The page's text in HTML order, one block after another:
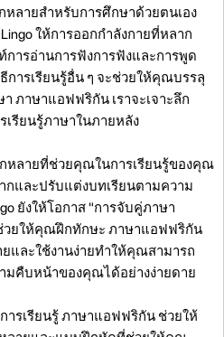
ลายสำหรับการศึกษาด้วยตนเอง
ให้การออกกำลังกายที่หลาก
ารอ่านการฟังการฟังและการพูด
การเรียนรู้อื่น ๆ จะช่วยให้คุณบรรลุ
ภาษาแอฟฟริกัน เราจะเจาะลึก
รียนรู้ภาษาในภายหลัง
หลายที่ช่วยคุณในการเรียนรู้ของคุณ
กและปรับแต่งบทเรียนตามความ
ยังให้โอกาส "การจับคู่ภาษา
วยให้คุณฝึกทักษะ ภาษาแอฟฟริกัน
และใช้งานง่ายทำให้คุณสามารถ
มคืบหน้าของคุณได้อย่างง่ายดาย
ารเรียนรู้ ภาษาแอฟฟริกัน ช่วยให้